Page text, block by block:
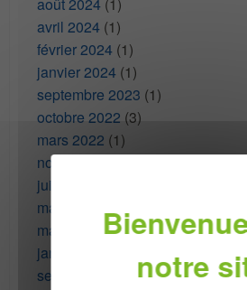
août 2024 (1)
avril 2024 (1)
février 2024 (1)
janvier 2024 (1)
septembre 2023 (1)
octobre 2022 (3)
mars 2022 (1)
novembre 2020
juillet 2020
mai 2020
mars 2020(1)
janvier 2020
septembre 2019(2)